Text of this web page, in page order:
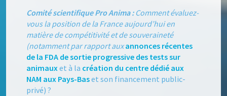
Comité scientifique Pro Anima : Comment évaluez-
vous la position de la France aujourd’hui en
matière de compétitivité et de souveraineté
(notamment par rapport auxannonces récentes
de la FDA de sortie progressive des tests sur
animauxet à la création du centre dédié aux
NAM aux Pays-Baset son financement public-
privé) ?